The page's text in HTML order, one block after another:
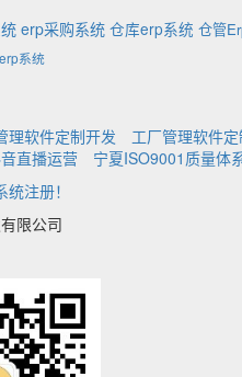
erp采购系统 仓库erp系统 仓管
系统
理软件定制开发 工厂管理软件
直播运营 宁夏ISO9001质量体
注册！
限公司